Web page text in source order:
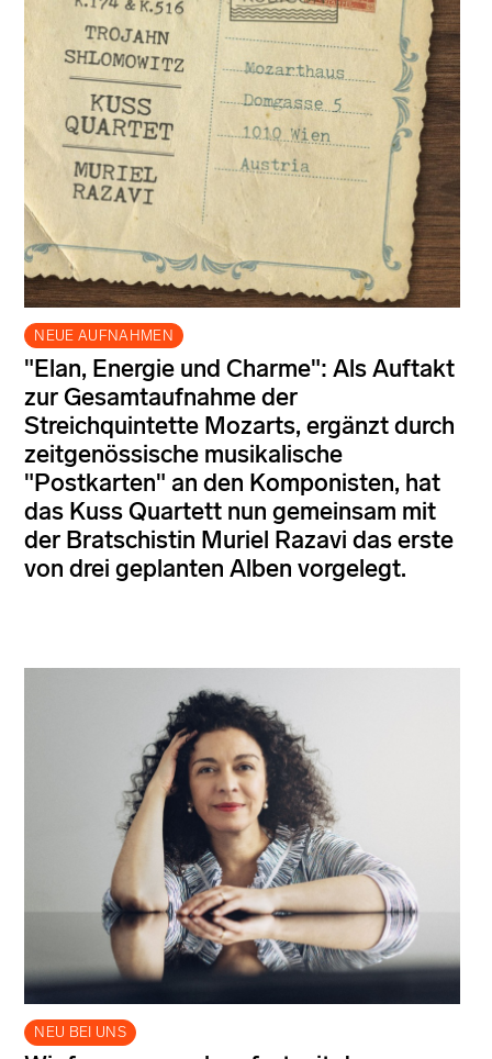
NEUE AUFNAHMEN
"Elan, Energie und Charme": Als Auftakt
zur Gesamtaufnahme der
Streichquintette Mozarts, ergänzt durch
zeitgenössische musikalische
"Postkarten" an den Komponisten, hat
das Kuss Quartett nun gemeinsam mit
der Bratschistin Muriel Razavi das erste
von drei geplanten Alben vorgelegt.
NEU BEI UNS